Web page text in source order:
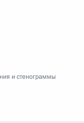
и стенограммы